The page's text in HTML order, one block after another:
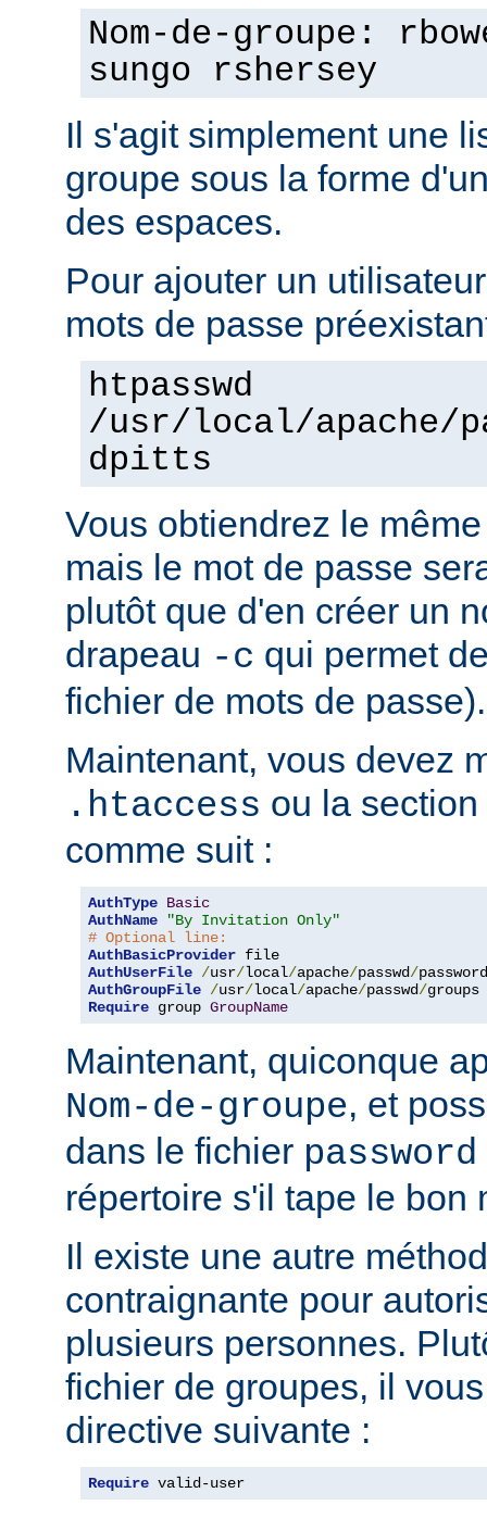
Nom-de-groupe:
sungo rshersey
Il s'agit simplement une
groupe sous la forme
des espaces.
Pour ajouter un
mots de passe
htpasswd
/usr/local/apache/
dpitts
Vous obtiendrez le
mais le mot de passe
plutôt que d'en créer un
drapeau -c qui permet
fichier de mots de
Maintenant, vous devez
.htaccess ou la section
comme suit :
AuthType Basic
AuthName
"By Invitation Only"
# Optional line:
AuthBasicProvider
AuthUserFile /usr/local/apache/passwd/
AuthGroupFile /usr/local/apache/passwd/
Require group GroupName
Maintenant, quiconque
Nom-de-groupe, et
dans le fichier password
répertoire s'il tape le bon
Il existe une autre
contraignante pour
plusieurs personnes.
fichier de groupes, il
directive suivante :
Require valid-user